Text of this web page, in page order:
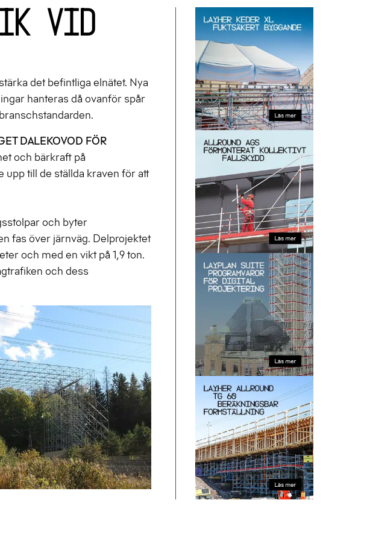
vid
det befintliga elnätet. Nya
hanteras då ovanför spår
DALEKOVOD FÖR
och bärkraft på
till de ställda kraven för att
och byter
fas över järnväg. Delprojektet
och med en vikt på 1,9 ton.
och dess